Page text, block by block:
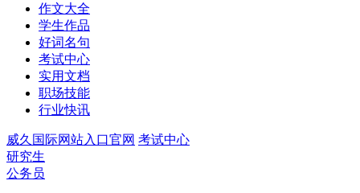
作文大全
学生作品
好词名句
考试中心
实用文档
职场技能
行业快讯
威久国际网站入口官网 考试中心
研究生
公务员